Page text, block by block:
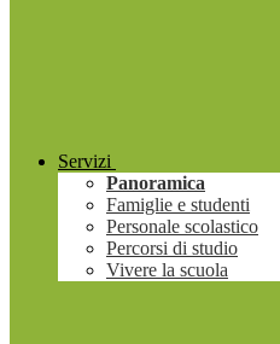
Servizi
Panoramica
Famiglie e studenti
Personale scolastico
Percorsi di studio
Vivere la scuola